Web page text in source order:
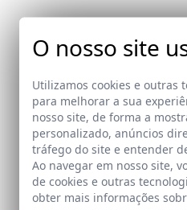
"Que las manos
riendas e
Cuatro Aguas
O nosso site
Utilizamos cookies e outras
para melhorar a sua
nosso site, de forma a
personalizado, anúncios
tráfego do site e entender
Ao navegar em nosso site,
de cookies e outras
obter mais informações